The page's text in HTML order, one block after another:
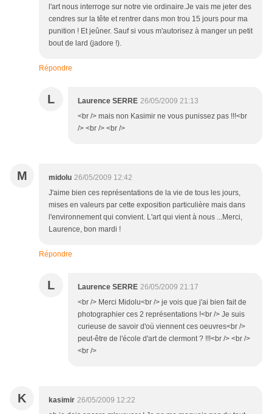
l'art nous interroge sur notre vie ordinaire.Je vais me jeter des
cendres sur la tête et rentrer dans mon trou 15 jours pour ma
punition ! Et jeûner. Sauf si vous m'autorisez à manger un petit
bout de lard (jadore !).
Répondre
L Laurence SERRE 26/05/2009 21:13
<br /> mais non Kasimir ne vous punissez pas !!!<br
/> <br /> <br />
M midolu 26/05/2009 12:42
J'aime bien ces représentations de la vie de tous les jours,
mises en valeurs par cette exposition particulière mais dans
l'environnement qui convient. L'art qui vient à nous ...Merci,
Laurence, bon mardi !
Répondre
L Laurence SERRE 26/05/2009 21:17
<br /> Merci Midolu<br /> je vois que j'ai bien fait de
photographier ces 2 représentations !<br /> Je suis
curieuse de savoir d'où viennent ces oeuvres<br />
peut-être de l'école d'art de clermont ? !!!<br /> <br />
<br />
K kasimir 26/05/2009 12:22